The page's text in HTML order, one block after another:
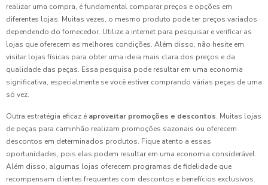
realizar uma compra, é fundamental comparar preços e opções em
diferentes lojas. Muitas vezes, o mesmo produto pode ter preços variados
dependendo do fornecedor. Utilize a internet para pesquisar e verificar as
lojas que oferecem as melhores condições. Além disso, não hesite em
visitar lojas físicas para obter uma ideia mais clara dos preços e da
qualidade das peças. Essa pesquisa pode resultar em uma economia
significativa, especialmente se você estiver comprando várias peças de uma
só vez.
Outra estratégia eficaz é aproveitar promoções e descontos. Muitas lojas
de peças para caminhão realizam promoções sazonais ou oferecem
descontos em determinados produtos. Fique atento a essas
oportunidades, pois elas podem resultar em uma economia considerável.
Além disso, algumas lojas oferecem programas de fidelidade que
recompensam clientes frequentes com descontos e benefícios exclusivos.